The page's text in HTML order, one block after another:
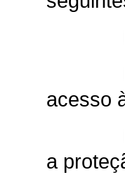
acesso
a